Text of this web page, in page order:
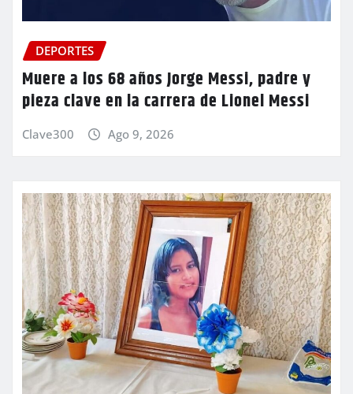
DEPORTES
Muere a los 68 años Jorge Messi, padre y
pieza clave en la carrera de Lionel Messi
Clave300 Ago 9, 2026